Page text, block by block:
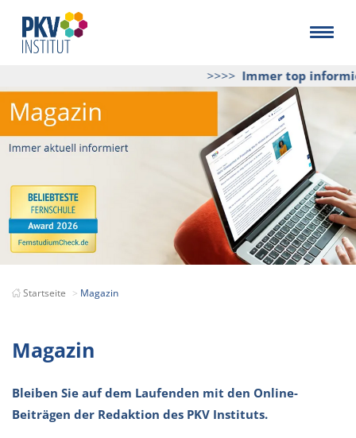
>>>>Immer top informiert
Startseite Magazin
Magazin
Bleiben Sie auf dem Laufenden mit den Online-
Beiträgen der Redaktion des PKV Instituts.